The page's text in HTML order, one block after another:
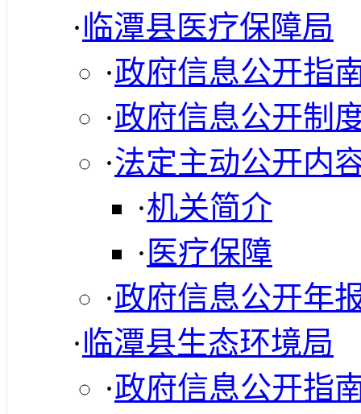
·临潭县医疗保障局
·政府信息公开指
·政府信息公开制
·法定主动公开内
·机关简介
· 医疗保障
·政府信息公开年
·临潭县生态环境局
·政府信息公开指